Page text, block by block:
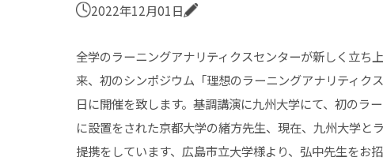
2022年12月01日
全学のラーニングアナリティクスセンターが新しく立ち
来、初のシンポジウム「理想のラーニングアナリティク
日に開催を致します。基調講演に九州大学にて、初のラ
に設置をされた京都大学の緒方先生、現在、九州大学と
提携をしています、広島市立大学様より、弘中先生をお